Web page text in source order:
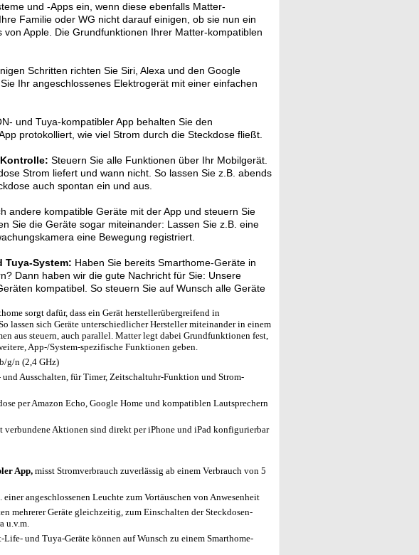
und -Apps ein, wenn diese ebenfalls Matter-
Familie oder WG nicht darauf einigen, ob sie nun ein
Apple. Die Grundfunktionen Ihrer Matter-kompatiblen
Schritten richten Sie Siri, Alexa und den Google
Ihr angeschlossenes Elektrogerät mit einer einfachen
und Tuya-kompatibler App behalten Sie den
protokolliert, wie viel Strom durch die Steckdose fließt.
Steuern Sie alle Funktionen über Ihr Mobilgerät.
Strom liefert und wann nicht. So lassen Sie z.B. abends
auch spontan ein und aus.
andere kompatible Geräte mit der App und steuern Sie
Sie die Geräte sogar miteinander: Lassen Sie z.B. eine
eine Bewegung registriert.
Tuya-System: Haben Sie bereits Smarthome-Geräte in
Dann haben wir die gute Nachricht für Sie: Unsere
kompatibel. So steuern Sie auf Wunsch alle Geräte
sorgt dafür, dass ein Gerät herstellerübergreifend in
lassen sich Geräte unterschiedlicher Hersteller miteinander in einem
aus steuern, auch parallel. Matter legt dabei Grundfunktionen fest,
App-/System-spezifische Funktionen geben.
g/n (2,4 GHz)
und Ausschalten, für Timer, Zeitschaltuhr-Funktion und Strom-
per Amazon Echo, Google Home und kompatiblen Lautsprechern
verbundene Aktionen sind direkt per iPhone und iPad konfigurierbar
App, misst Stromverbrauch zuverlässig ab einem Verbrauch von 5
angeschlossenen Leuchte zum Vortäuschen von Anwesenheit
mehrerer Geräte gleichzeitig, zum Einschalten der Steckdosen-
u.v.m.
Life- und Tuya-Geräte können auf Wunsch zu einem Smarthome-